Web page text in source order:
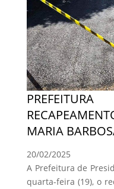
MARIA
20/02/2025
A Prefeitura de
quarta-feira (19), o